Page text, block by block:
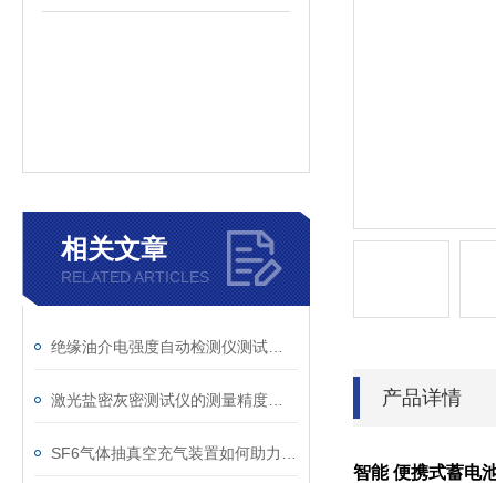
相关文章
RELATED ARTICLES
产品详情
智能 便携式蓄电